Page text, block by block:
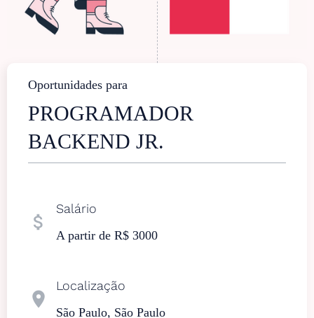
Oportunidades para
PROGRAMADOR
BACKEND JR.
attach_money
Salário
A partir de R$ 3000
location_on
Localização
São Paulo, São Paulo